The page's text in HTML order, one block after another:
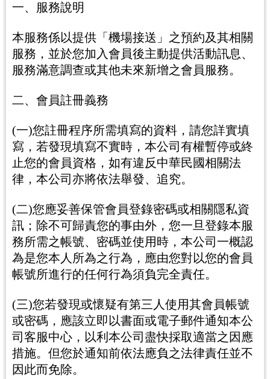
一、服務說明
本服務係以提供「機場接送」之預約及其相關
服務，並於您加入會員後主動提供活動訊息、
服務滿意調查或其他未來新增之會員服務。
二、會員註冊義務
(一)您註冊程序所需填寫的資料，請您詳實填
寫，若發現填寫不實時，本公司有權暫停或終
止您的會員資格，如有違反中華民國相關法
律，本公司亦將依法舉發、追究。
(二)您應妥善保管會員登錄密碼或相關隱私資
訊；除不可歸責您的事由外，您一旦登錄本服
務所需之帳號、密碼並使用時，本公司一概認
為是您本人所為之行為，應由您對以您的會員
帳號所進行的任何行為須負完全責任。
(三)您若發現或懷疑有第三人使用其會員帳號
或密碼，應該立即以書面或電子郵件通知本公
司客服中心，以利本公司盡快採取適當之因應
措施。但您於通知前依法應負之法律責任並不
因此而免除。